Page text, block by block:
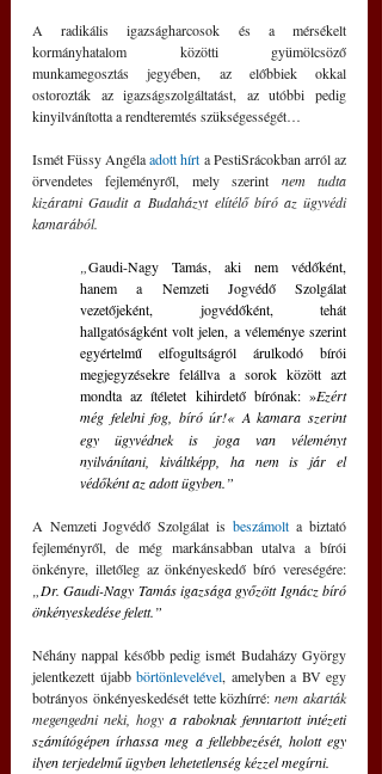
A radikális igazságharcosok és a mérsékelt
kormányhatalom közötti gyümölcsöző
munkamegosztás jegyében, az előbbiek okkal
ostorozták az igazságszolgáltatást, az utóbbi pedig
kinyilvánította a rendteremtés szükségességét…
Ismét Füssy Angéla adott hírt a PestiSrácokban arról az
örvendetes fejleményről, mely szerint nem tudta
kizáratni Gaudit a Budaházyt elítélő bíró az ügyvédi
kamarából.
„Gaudi-Nagy Tamás, aki nem védőként,
hanem a Nemzeti Jogvédő Szolgálat
vezetőjeként, jogvédőként, tehát
hallgatóságként volt jelen, a véleménye szerint
egyértelmű elfogultságról árulkodó bírói
megjegyzésekre felállva a sorok között azt
mondta az ítéletet kihirdető bírónak: »Ezért
még felelni fog, bíró úr!« A kamara szerint
egy ügyvédnek is joga van véleményt
nyilvánítani, kiváltképp, ha nem is jár el
védőként az adott ügyben.”
A Nemzeti Jogvédő Szolgálat is beszámolt a biztató
fejleményről, de még markánsabban utalva a bírói
„Dr. Gaudi-Nagy Tamás igazsága győzött Ignácz bíró
önkényeskedése felett.”
Néhány nappal később pedig ismét Budaházy György
jelentkezett újabb börtönlevelével, amelyben a BV egy
botrányos önkényeskedését tette közhírré: nem akarták
megengedni neki, hogy a raboknak fenntartott intézeti
számítógépen írhassa meg a fellebbezését, holott egy
ilyen terjedelmű ügyben lehetetlenség kézzel megírni.